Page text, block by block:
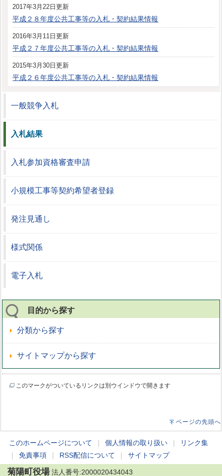
2017年3月22日更新
平成２８年度公共工事等の入札・契約結果情報
2016年3月11日更新
平成２７年度公共工事等の入札・契約結果情報
2015年3月30日更新
平成２６年度公共工事等の入札・契約結果情報
一般競争入札
入札結果
入札参加資格審査申請
小規模工事等契約希望者登録
発注見通し
様式関係
電子入札
目的から探す
分類から探す
サイトマップから探す
このマークがついているリンクは別ウインドウで開きます
ページの先頭へ
このホームページについて 個人情報の取り扱い
リンク集
免責事項 RSS配信について サイトマップ
菊陽町役場法人番号:2000020434043